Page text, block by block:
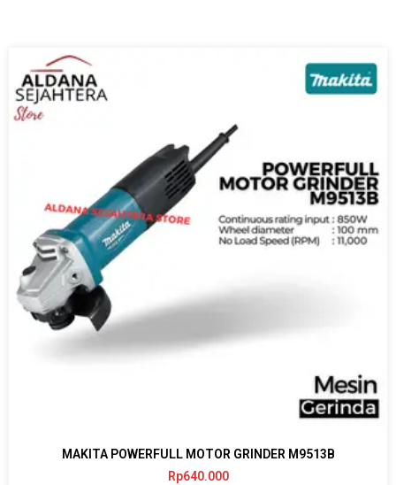
MAKITA POWERFULL MOTOR GRINDER M9513B
Rp640.000